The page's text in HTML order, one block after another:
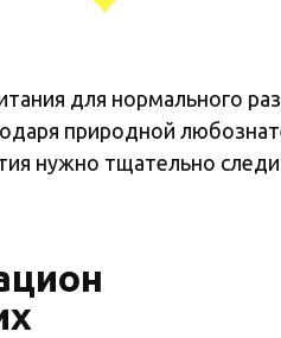
для нормального
природной
нужно тщательно